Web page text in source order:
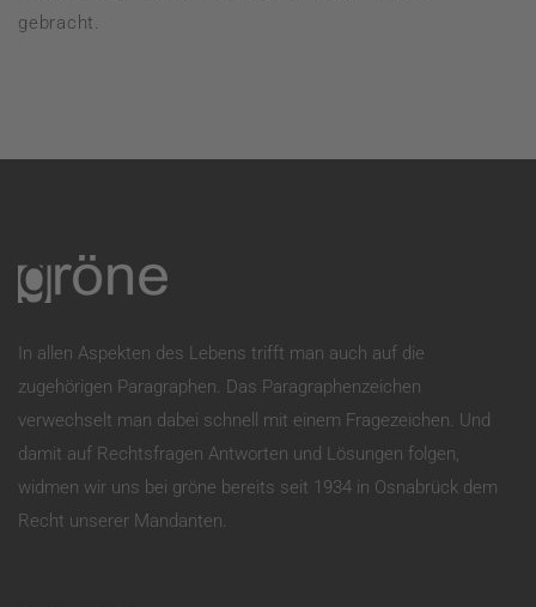
gebracht.
In allen Aspekten des Lebens trifft man auch auf die
zugehörigen Paragraphen. Das Paragraphenzeichen
verwechselt man dabei schnell mit einem Fragezeichen. Und
damit auf Rechtsfragen Antworten und Lösungen folgen,
widmen wir uns bei gröne bereits seit 1934 in Osnabrück dem
Recht unserer Mandanten.